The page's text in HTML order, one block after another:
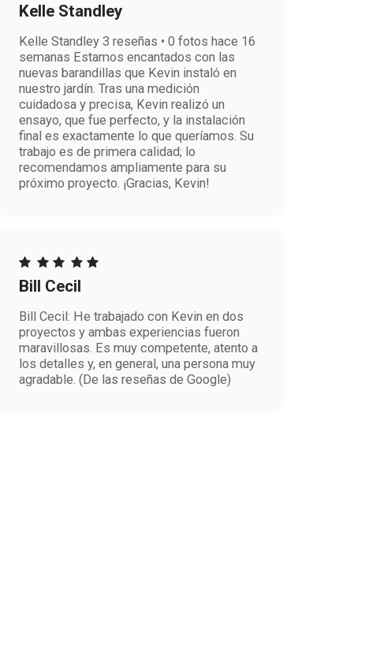
Kelle Standley
Kelle Standley 3 reseñas • 0 fotos hace 16
semanas Estamos encantados con las
nuevas barandillas que Kevin instaló en
nuestro jardín. Tras una medición
cuidadosa y precisa, Kevin realizó un
ensayo, que fue perfecto, y la instalación
final es exactamente lo que queríamos. Su
trabajo es de primera calidad; lo
recomendamos ampliamente para su
próximo proyecto. ¡Gracias, Kevin!
Bill Cecil
Bill Cecil: He trabajado con Kevin en dos
proyectos y ambas experiencias fueron
maravillosas. Es muy competente, atento a
los detalles y, en general, una persona muy
agradable. (De las reseñas de Google)